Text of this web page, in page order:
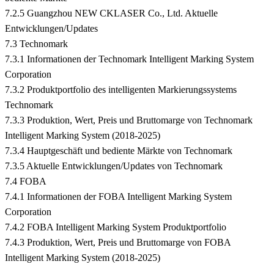
7.2.5 Guangzhou NEW CKLASER Co., Ltd. Aktuelle
Entwicklungen/Updates
7.3 Technomark
7.3.1 Informationen der Technomark Intelligent Marking System
Corporation
7.3.2 Produktportfolio des intelligenten Markierungssystems
Technomark
7.3.3 Produktion, Wert, Preis und Bruttomarge von Technomark
Intelligent Marking System (2018-2025)
7.3.4 Hauptgeschäft und bediente Märkte von Technomark
7.3.5 Aktuelle Entwicklungen/Updates von Technomark
7.4 FOBA
7.4.1 Informationen der FOBA Intelligent Marking System
Corporation
7.4.2 FOBA Intelligent Marking System Produktportfolio
7.4.3 Produktion, Wert, Preis und Bruttomarge von FOBA
Intelligent Marking System (2018-2025)